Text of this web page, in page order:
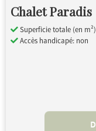
Chalet Paradis
Superficie totale (en
Accès handicapé: non